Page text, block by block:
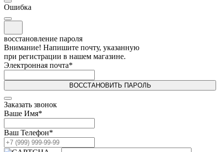
Ошибка
восстановление пароля
Внимание! Напишите почту, указанную
при регистрации в нашем магазине.
Электронная почта*
ВОССТАНОВИТЬ ПАРОЛЬ
Заказать звонок
Ваше Имя*
Ваш Телефон*